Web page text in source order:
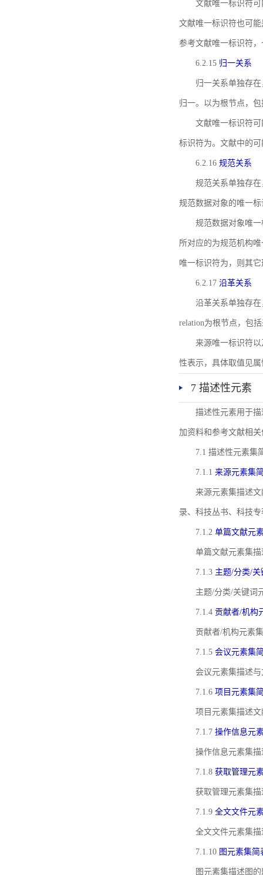
文献唯一标识符
文献唯一标识符也可
参考文献唯一标识符
6.2.15 归一关系
归一关系单独存
归一。以为根节点，
文献唯一标识符
标识符为。文献中的
6.2.16 规范关系
规范关系单独存
规范数据对象的唯一
规范数据对象唯一
所对应的为规范机构
唯一标识符为，则其
6.2.17 沿革关系
沿革关系单独存
relation为根节点，包
来源唯一标识符以
性表示，具体取值见属
7 描述性元素
描述性元素用于
加资料和参考文献相
7.1 描述性元素集
7.1.1 来源元素集
来源元素集描述
录、科技丛书、科技
7.1.2 单篇文献元
单篇文献元素集
7.1.3 主题/分类/
主题/分类/关键词
7.1.4 贡献者/机构
贡献者/机构元素
7.1.5 会议元素集
会议元素集描述
7.1.6 项目元素集
项目元素集描述
7.1.7 操作信息元
操作信息元素集
7.1.8 获取管理元
获取管理元素集
7.1.9 全文文件元
全文文件元素集
7.1.10 图元素集简
图元素集描述图